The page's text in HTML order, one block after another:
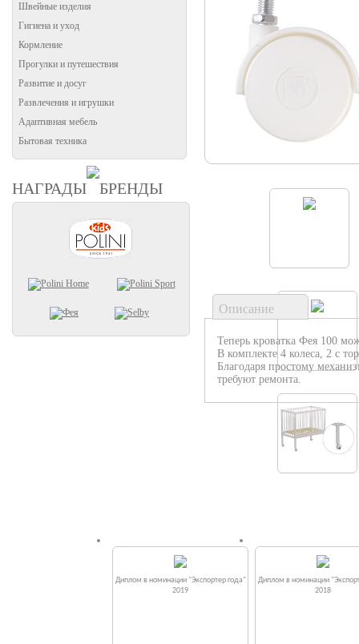
Швейные изделия
Гигиена и уход
Кормление
Прогулки и путешествия
Развитие и досуг
Развлечения и игрушки
Адаптивная мебель
Бытовая техника
НАГРАДЫ БРЕНДЫ
Описание
Теперь кроватка Фея 100
В комплекте 4 колеса, 2 с
Благодаря простому
требуют ремонта.
Диплом в номинации "Экспортер года"
2019
Диплом в номинации
2018